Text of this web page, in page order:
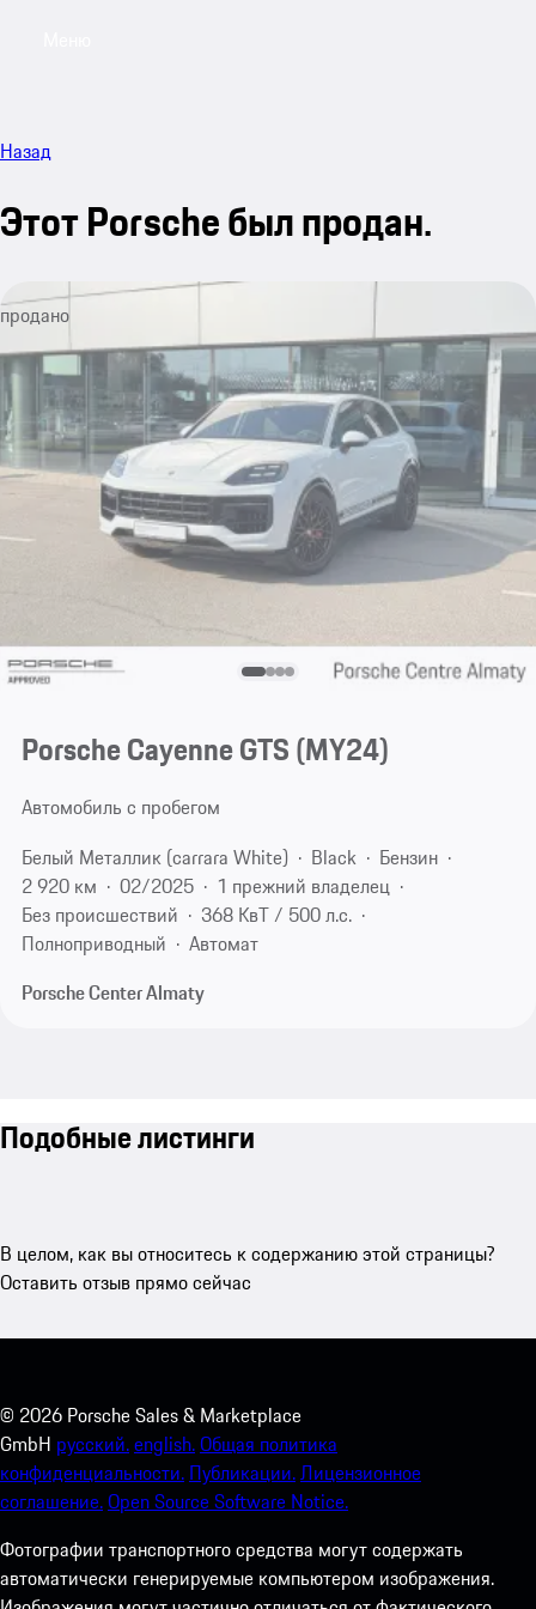
Назад
Этот Porsche был продан.
продано
Porsche Cayenne GTS (MY24)
Автомобиль с пробегом
Белый Металлик (carrara White)
Black
Бензин
2 920 км
02/2025
1 прежний владелец
Без происшествий
368 КвТ / 500 л.с.
Полноприводный
Автомат
Porsche Center Almaty
Подобные листинги
В целом, как вы относитесь к содержанию этой страницы?
Оставить отзыв прямо сейчас
© 2026 Porsche Sales & Marketplace
GmbH русский.english.Общая политика
конфиденциальности. Публикации.Лицензионное
соглашение.Open Source Software Notice.
Фотографии транспортного средства могут содержать
автоматически генерируемые компьютером изображения.